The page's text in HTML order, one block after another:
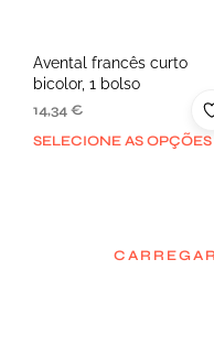
Avental francês curto
bicolor, 1 bolso
14,34€
SELECIONE AS OPÇÕES